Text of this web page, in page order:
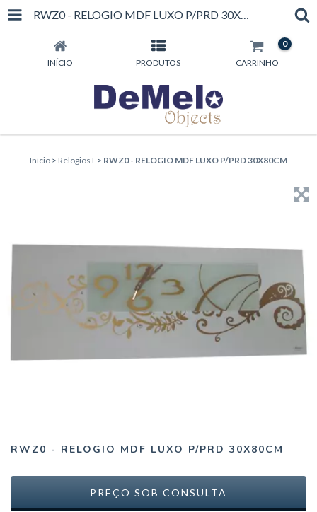
RWZ0 - RELOGIO MDF LUXO P/PRD 30X80CM
INÍCIO PRODUTOS CARRINHO
0
Início > Relogios+ > RWZ0 - RELOGIO MDF LUXO P/PRD 30X80CM
RWZ0 - RELOGIO MDF LUXO P/PRD 30X80CM